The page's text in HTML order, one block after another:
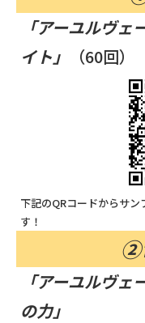
「アーユルヴ
イト」
（60回）
下記のQRコードからサ
す！
②
「アーユルヴ
の力」